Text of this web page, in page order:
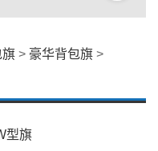
旗 > 豪华背包旗 >
型旗